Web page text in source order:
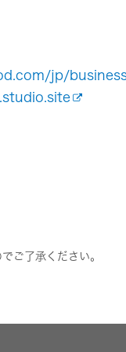
jp/
ご了承ください。